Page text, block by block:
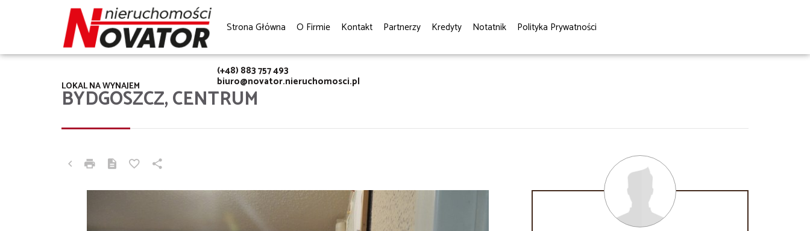
Strona Główna O Firmie Kontakt Partnerzy Kredyty Notatnik Polityka Prywatności
(+48) 883 757 493
biuro@novator.nieruchomosci.pl
BYDGOSZCZ, CENTRUM
LOKAL NA WYNAJEM